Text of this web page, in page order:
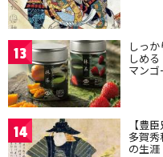
13 しっ
しめ
マン
14 【豊
多賀
の生涯